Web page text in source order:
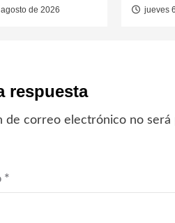
de 2026 jueves
respuesta
de correo electrónico no será
*